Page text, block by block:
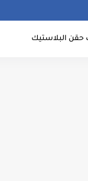
حقن البلاستيك